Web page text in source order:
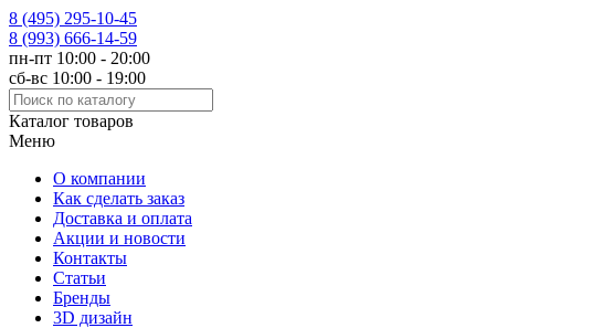
8 (495) 295-10-45
8 (993) 666-14-59
пн-пт 10:00 - 20:00
сб-вс 10:00 - 19:00
Каталог товаров
Меню
О компании
Как сделать заказ
Доставка и оплата
Акции и новости
Контакты
Статьи
Бренды
3D дизайн